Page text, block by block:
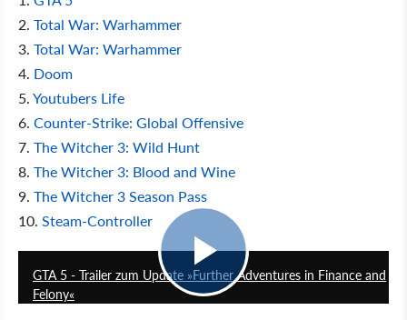
2. Total War: Warhammer
3. Total War: Warhammer
4. Doom
5.Youtubers Life
6. Counter-Strike: Global Offensive
7. The Witcher 3: Wild Hunt
8. The Witcher 3: Blood and Wine
9. The Witcher 3 Season Pass
10. Steam-Controller
GTA 5 - Trailer zum Update »Further Adventures in Finance and
Felony«